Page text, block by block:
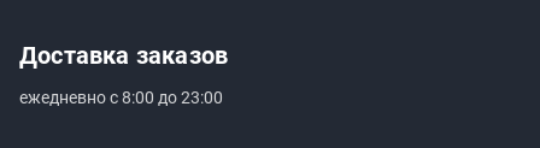
Доставка заказов
ежедневно с 8:00 до 23:00